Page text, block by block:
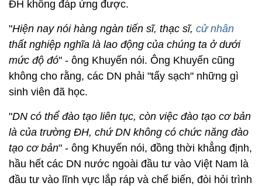
ĐH không đáp ứng được.
"Hiện nay nói hàng ngàn tiến sĩ, thạc sĩ, cử nhân
thất nghiệp nghĩa là lao động của chúng ta ở dưới
mức độ đó" - ông Khuyến nói. Ông Khuyến cũng
không cho rằng, các DN phải "tẩy sạch" những gì
sinh viên đã học.
"DN có thể đào tạo liên tục, còn việc đào tạo cơ bản
là của trường ĐH, chứ DN không có chức năng đào
tạo cơ bản" - ông Khuyến nói, đồng thời khẳng định,
hầu hết các DN nước ngoài đầu tư vào Việt Nam là
đầu tư vào lĩnh vực lắp ráp và chế biến, đòi hỏi trình